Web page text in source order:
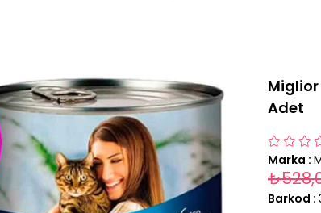
Miglior
Adet
Marka :
Barkod :